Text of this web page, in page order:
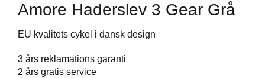
Amore Haderslev 3 Gear Grå
EU​ ​kvalitets ​cykel​ ​i​ ​dansk​ ​design
3​ ​års reklamations garanti
2​ ​års gratis service